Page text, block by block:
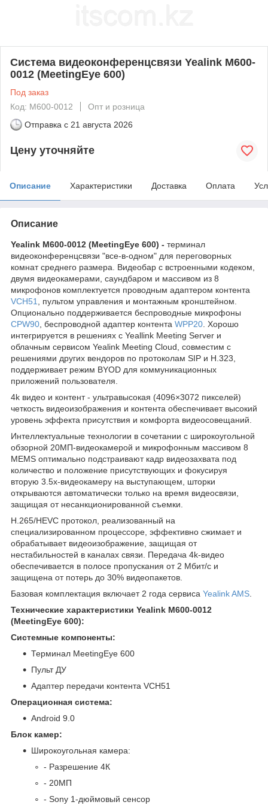
Система видеоконференцсвязи Yealink M600-
0012 (MeetingEye 600)
Под заказ
Код: M600-0012
Опт и розница
Отправка с 21 августа 2026
Цену уточняйте
Описание Характеристики Доставка Оплата
Описание
Yealink M600-0012 (MeetingEye 600) - терминал
видеоконференцсвязи "все-в-одном" для переговорных
комнат среднего размера. Видеобар с встроенными кодеком,
двумя видеокамерами, саундбаром и массивом из 8
микрофонов комплектуется проводным адаптером контента
VCH51
, пультом управления и монтажным кронштейном.
Опционально поддерживается беспроводные микрофоны
CPW90 , беспроводной адаптер контента WPP20 . Хорошо
интегрируется в решениях с Yeallink Meeting Server и
облачным сервисом Yealink Meeting Cloud, совместим с
решениями других вендоров по протоколам SIP и H.323,
поддерживает режим BYOD для коммуникационных
приложений пользователя.
4k видео и контент - ультравысокая (4096×3072 пикселей)
четкость видеоизображения и контента обеспечивает высокий
уровень эффекта присутствия и комфорта видеосовещаний.
Интеллектуальные технологии в сочетании с широкоугольной
обзорной 20МП-видеокамерой и микрофонным массивом 8
MEMS оптимально подстраивают кадр видеозахвата под
количество и положение присутствующих и фокусируя
вторую 3.5х-видеокамеру на выступающем, шторки
открываются автоматически только на время видеосвязи,
защищая от несанкционированной съемки.
H.265/HEVC протокол, реализованный на
специализированном процессоре, эффективно сжимает и
обрабатывает видеоизображение, защищая от
нестабильностей в каналах связи. Передача 4k-видео
обеспечивается в полосе пропускания от 2 Mбит/с и
защищена от потерь до 30% видеопакетов.
Базовая комплектация включает 2 года сервиса Yealink AMS
Технические характеристики Yealink M600-0012
(MeetingEye 600):
Системные компоненты:
Терминал MeetingEye 600
Пульт ДУ
Адаптер передачи контента VCH51
Операционная система:
Android 9.0
Блок камер:
Широкоугольная камера:
- Разрешение 4К
- 20МП
- Sony 1-дюймовый сенсор